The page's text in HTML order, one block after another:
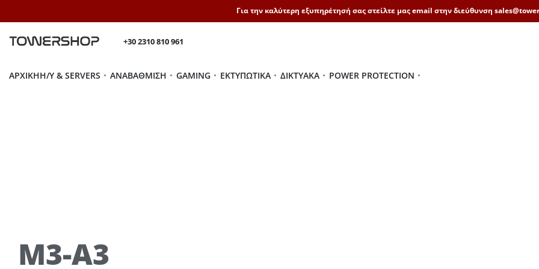
Για την καλύτερη εξυπηρέτησή σας στείλτε μας email στην διεύθυνση
+30 2310 810 961
ΑΡΧΙΚΉH/Y & SERVERS ΑΝΑΒΆΘΜΙΣΗ GAMING ΕΚΤΥΠΩΤΙΚΆ ΔΙΚΤΥΑΚΆ POWER PROTECTION
M3-A3